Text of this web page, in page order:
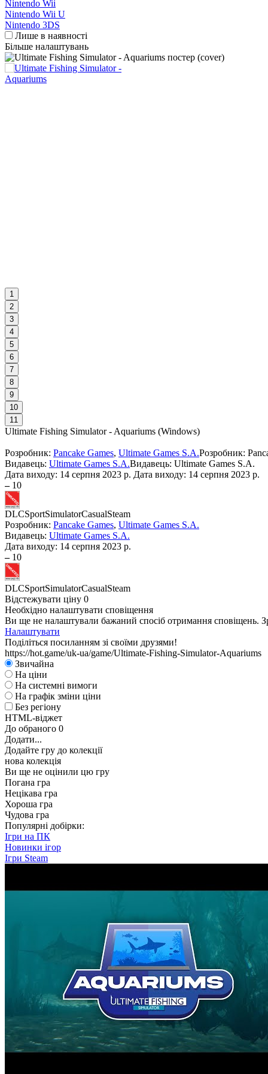
Nintendo Wii
Nintendo Wii U
Nintendo 3DS
Лише в наявності
Більше налаштувань
1
2
3
4
5
6
7
8
9
10
11
Ultimate Fishing Simulator - Aquariums (Windows)
Розробник: Pancake Games, Ultimate Games S.A.Розробник:
Видавець: Ultimate Games S.A.Видавець: Ultimate Games S.A.
Дата виходу: 14 серпня 2023 р. Дата виходу: 14 серпня 2023 р.
– 10
DLCSportSimulatorCasualSteam
Розробник: Pancake Games, Ultimate Games S.A.
Видавець: Ultimate Games S.A.
Дата виходу: 14 серпня 2023 р.
– 10
DLCSportSimulatorCasualSteam
Відстежувати ціну 0
Необхідно налаштувати сповіщення
Ви ще не налаштували бажаний спосіб отримання сповіщень.
Налаштувати
Поділіться посиланням зі своїми друзями!
https://hot.game/uk-ua/game/Ultimate-Fishing-Simulator-Aquariums
Звичайна
На ціни
На системні вимоги
На графік зміни ціни
Без регіону
HTML-віджет
До обраного 0
Додати...
Додайте гру до колекції
нова колекція
Ви ще не оцінили цю гру
Погана гра
Нецікава гра
Хороша гра
Чудова гра
Популярні добірки:
Ігри на ПК
Новинки ігор
Ігри Steam